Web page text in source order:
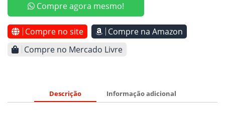
Compre agora mesmo!
Compre no site
Compre na Amazon
Compre no Mercado Livre
Descrição Informação adicional